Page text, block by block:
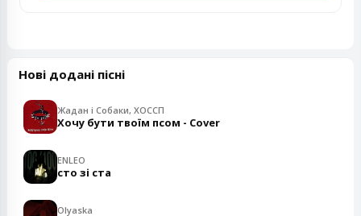
Нові додані пісні
Жадан і Собаки, ХОССП
Хочу бути твоїм псом - Cover
ENLEO
сто зі ста
Olyaska